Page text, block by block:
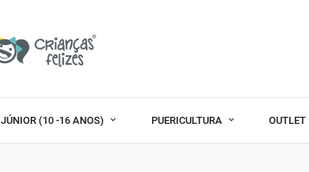
JÚNIOR (10 -16 ANOS) PUERICULTURA OUTLET